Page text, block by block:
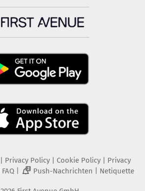
| Privacy Policy| Cookie Policy| Privacy
FAQ| 2 Push-Nachrichten | Netiquette